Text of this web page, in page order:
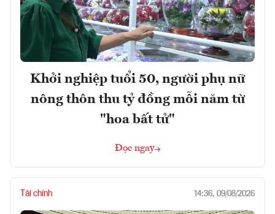
Khởi nghiệp tuổi 50, người phụ nữ
nông thôn thu tỷ đồng mỗi năm từ
"hoa bất tử"
Đọc ngay
Tài chính 14:36, 09/08/2026